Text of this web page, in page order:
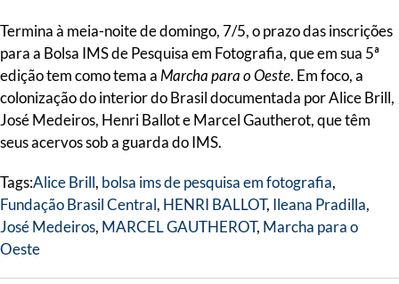
Termina à meia-noite de domingo, 7/5, o prazo das inscrições
para a Bolsa IMS de Pesquisa em Fotografia, que em sua 5ª
edição tem como tema a Marcha para o Oeste. Em foco, a
colonização do interior do Brasil documentada por Alice Brill,
José Medeiros, Henri Ballot e Marcel Gautherot, que têm
seus acervos sob a guarda do IMS.
Tags:Alice Brill, bolsa ims de pesquisa em fotografia,
Fundação Brasil Central, HENRI BALLOT, Ileana Pradilla,
José Medeiros, MARCEL GAUTHEROT, Marcha para o
Oeste